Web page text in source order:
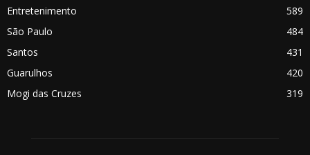
Entretenimento
589
São Paulo
484
Santos
431
Guarulhos
420
Mogi das Cruzes
319